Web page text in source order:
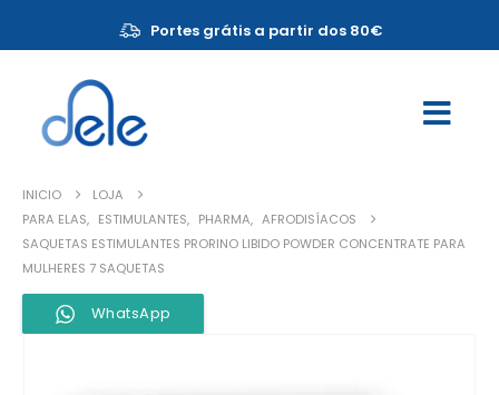
Portes grátis a partir dos 80€
INICIO
LOJA
PARA ELAS, ESTIMULANTES, PHARMA, AFRODISÍACOS
SAQUETAS ESTIMULANTES PRORINO LIBIDO POWDER CONCENTRATE PARA
MULHERES 7 SAQUETAS
WhatsApp